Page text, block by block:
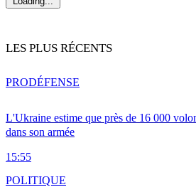
LES PLUS RÉCENTS
L'Ukraine estime que près de 16 000
dans son armée
15:55
PRODÉFENSE
POLITIQUE